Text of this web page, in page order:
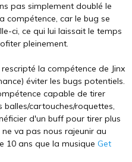
pas simplement doublé le
compétence, car le bug se
ci, ce qui lui laissait le temps
pleinement.
la compétence de Jinx
éviter les bugs potentiels.
capable de tirer
cartouches/roquettes,
d'un buff pour tirer plus
va pas nous rajeunir au
10 ans que la musique Get